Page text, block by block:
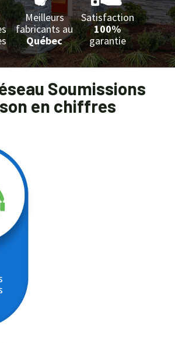
Meilleurs
fabricants au
Québec
Satisfaction
100%
garantie
Soumissions
en chiffres